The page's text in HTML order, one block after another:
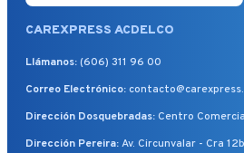
CAREXPRESS ACDELCO
Llámanos:(606) 311 96 00
Correo Electrónico:
Dirección Dosquebradas: Centro
Dirección Pereira:Av. Circunvalar - Cra